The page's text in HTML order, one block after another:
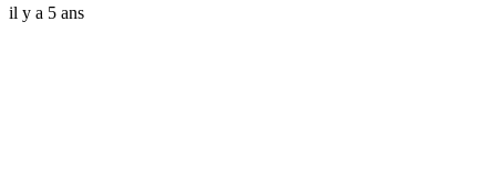
il y a 5 ans